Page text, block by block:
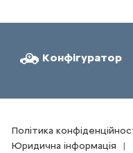
Конфігуратор
Політика
Юридична інформація